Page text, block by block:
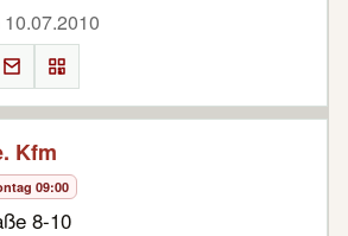
Kfm
09:00
8-10